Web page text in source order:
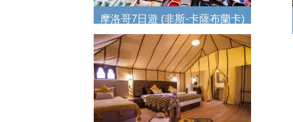
摩洛哥7日遊 (非斯-卡薩布蘭卡)